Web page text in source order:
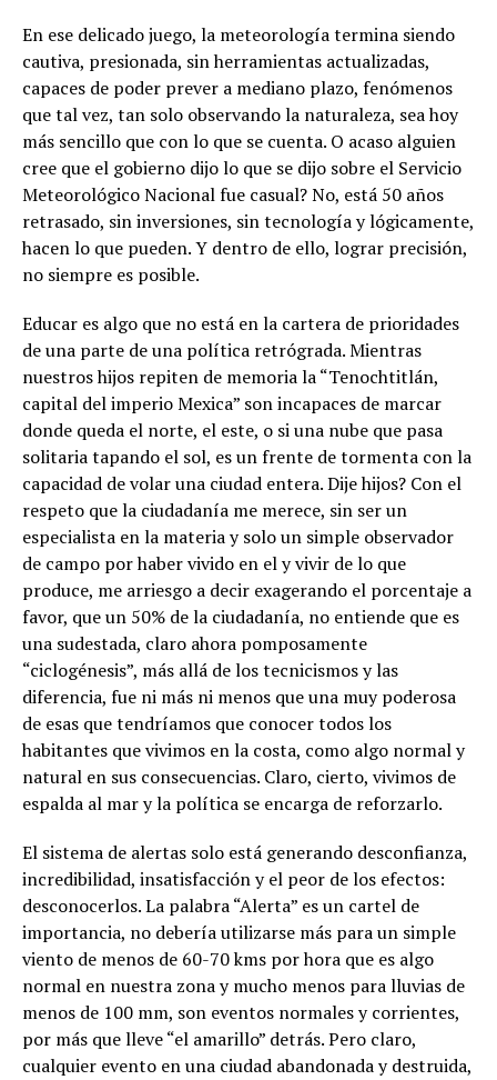
En ese delicado juego, la meteorología termina siendo
cautiva, presionada, sin herramientas actualizadas,
capaces de poder prever a mediano plazo, fenómenos
que tal vez, tan solo observando la naturaleza, sea hoy
más sencillo que con lo que se cuenta. O acaso alguien
cree que el gobierno dijo lo que se dijo sobre el Servicio
Meteorológico Nacional fue casual? No, está 50 años
retrasado, sin inversiones, sin tecnología y lógicamente,
hacen lo que pueden. Y dentro de ello, lograr precisión,
no siempre es posible.
Educar es algo que no está en la cartera de prioridades
de una parte de una política retrógrada. Mientras
nuestros hijos repiten de memoria la “Tenochtitlán,
capital del imperio Mexica” son incapaces de marcar
donde queda el norte, el este, o si una nube que pasa
solitaria tapando el sol, es un frente de tormenta con la
capacidad de volar una ciudad entera. Dije hijos? Con el
respeto que la ciudadanía me merece, sin ser un
especialista en la materia y solo un simple observador
de campo por haber vivido en el y vivir de lo que
produce, me arriesgo a decir exagerando el porcentaje a
favor, que un 50% de la ciudadanía, no entiende que es
una sudestada, claro ahora pomposamente
“ciclogénesis”, más allá de los tecnicismos y las
diferencia, fue ni más ni menos que una muy poderosa
de esas que tendríamos que conocer todos los
habitantes que vivimos en la costa, como algo normal y
natural en sus consecuencias. Claro, cierto, vivimos de
espalda al mar y la política se encarga de reforzarlo.
El sistema de alertas solo está generando desconfianza,
incredibilidad, insatisfacción y el peor de los efectos:
desconocerlos. La palabra “Alerta” es un cartel de
importancia, no debería utilizarse más para un simple
viento de menos de 60-70 kms por hora que es algo
normal en nuestra zona y mucho menos para lluvias de
menos de 100 mm, son eventos normales y corrientes,
por más que lleve “el amarillo” detrás. Pero claro,
cualquier evento en una ciudad abandonada y destruida,